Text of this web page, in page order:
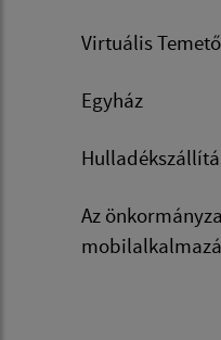
Virtuális Temető
Egyház
Az